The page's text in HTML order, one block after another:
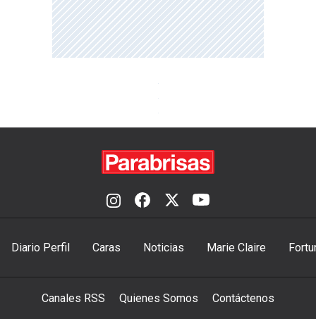
Diario Perfil Caras Noticias Marie Claire
Canales RSS Quienes Somos Contáctenos